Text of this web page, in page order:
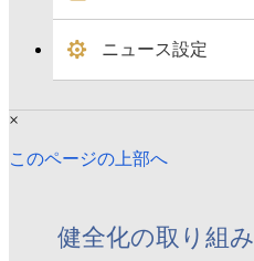
ニュース設定
×
このページの上部へ
健全化の取り組み